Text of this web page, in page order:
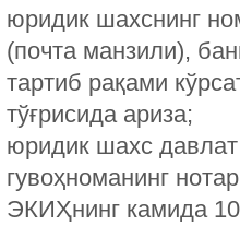
юридик шахснинг
(почта манзили),
тартиб рақами
тўғрисида ариза;
юридик шахс давлат
гувоҳноманинг
ЭКИҲнинг камида